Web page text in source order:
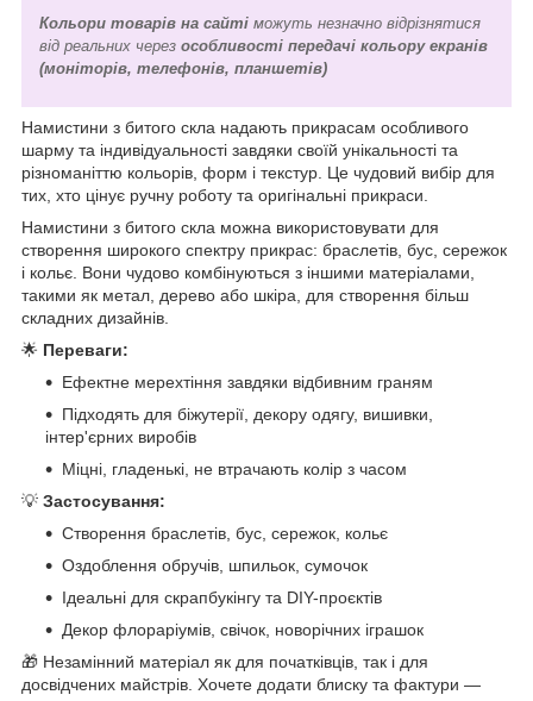
Кольори товарів на сайті можуть незначно відрізнятися
від реальних через особливості передачі кольору екранів
(моніторів, телефонів, планшетів)
Намистини з битого скла надають прикрасам особливого
шарму та індивідуальності завдяки своїй унікальності та
різноманіттю кольорів, форм і текстур. Це чудовий вибір для
тих, хто цінує ручну роботу та оригінальні прикраси.
Намистини з битого скла можна використовувати для
створення широкого спектру прикрас: браслетів, бус, сережок
і кольє. Вони чудово комбінуються з іншими матеріалами,
такими як метал, дерево або шкіра, для створення більш
складних дизайнів.
🌟 Переваги:
Ефектне мерехтіння завдяки відбивним граням
Підходять для біжутерії, декору одягу, вишивки,
інтер'єрних виробів
Міцні, гладенькі, не втрачають колір з часом
💡 Застосування:
Створення браслетів, бус, сережок, кольє
Оздоблення обручів, шпильок, сумочок
Ідеальні для скрапбукінгу та DIY-проєктів
Декор флораріумів, свічок, новорічних іграшок
🎁 Незамінний матеріал як для початківців, так і для
досвідчених майстрів. Хочете додати блиску та фактури —